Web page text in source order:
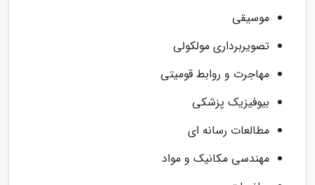
موسیقی
تصویربرداری مولکولی
مهاجرت و روابط قومیتی
بیوفیزیک پزشکی
مطالعات رسانه ای
مهندسی مکانیک و مواد